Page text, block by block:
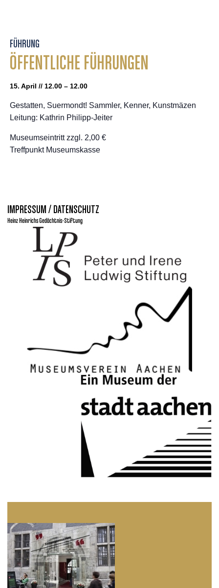
FÜHRUNG
ÖFFENTLICHE FÜHRUNGEN
15. April // 12.00 – 12.00
Gestatten, Suermondt! Sammler, Kenner, Kunstmäzen
Leitung: Kathrin Philipp-Jeiter
Museumseintritt zzgl. 2,00 €
Treffpunkt Museumskasse
IMPRESSUM / DATENSCHUTZ
Heinz Heinrichs Gedächtnis-Stiftung